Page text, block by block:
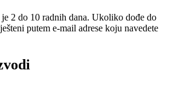
2 do 10 radnih dana. Ukoliko dođe do
putem e-mail adrese koju navedete